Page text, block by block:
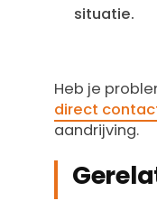
situatie.
Heb je
direct
aandrijving.